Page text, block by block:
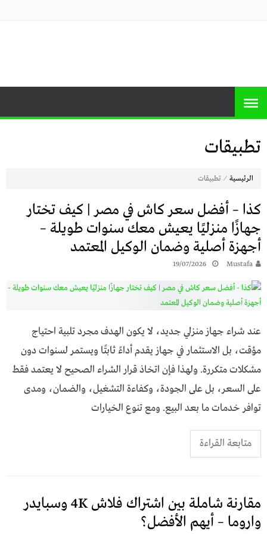
هوم
تطبيقات
الرئيسية ⁄ تطبيقات
كذا – أفضل سعر كاش في مصر | كيف تختار
جهازًا منزليًا يعيش معك سنوات طويلة –
أجهزة أصلية وضمان الوكيل المعتمد
Mustafa
19/07/2026
عند شراء جهاز منزلي جديد، لا يكون الهدف مجرد تلبية احتياج
مؤقت، بل الاستثمار في جهاز يقدم أداءً ثابتًا ويستمر لسنوات دون
مشكلات متكررة. ولهذا فإن اتخاذ قرار الشراء الصحيح لا يعتمد فقط
على السعر، بل على الجودة، وكفاءة التشغيل، والضمان، ومدى
توافر خدمات ما بعد البيع. ومع تنوع الخيارات
متابعة القراءة
مقارنة شاملة بين اشتراك فلاش 4K وسبايدر
واروما – أيهم الأفضل؟